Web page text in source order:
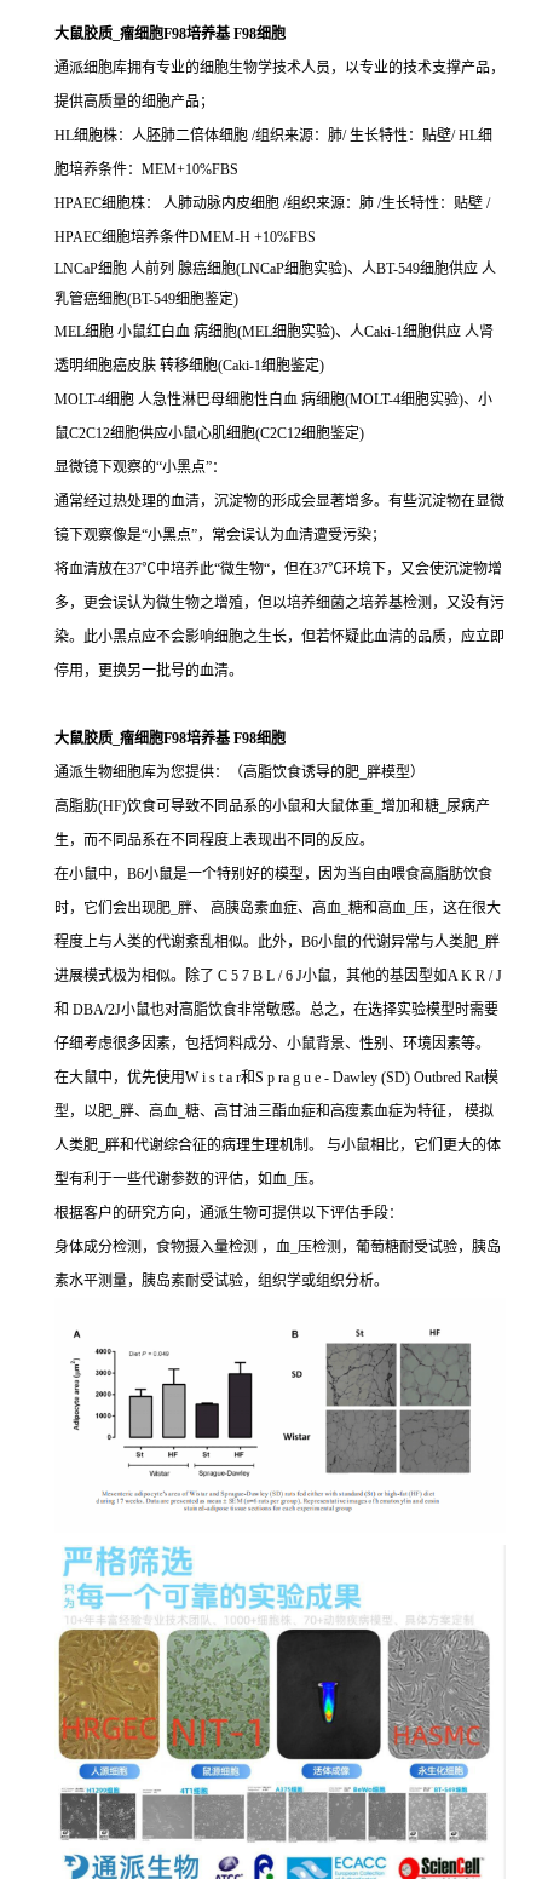
大鼠胶质_瘤细胞F98培养基 F98细胞
通派细胞库拥有专业的细胞生物学技术人员，以专业的技术支撑产品，
提供高质量的细胞产品；
HL细胞株：人胚肺二倍体细胞 /组织来源：肺/ 生长特性：贴壁/ HL细
胞培养条件：MEM+10%FBS
HPAEC细胞株： 人肺动脉内皮细胞 /组织来源：肺 /生长特性：贴壁 /
HPAEC细胞培养条件DMEM-H +10%FBS
LNCaP细胞 人前列 腺癌细胞(LNCaP细胞实验)、人BT-549细胞供应 人
乳管癌细胞(BT-549细胞鉴定)
MEL细胞 小鼠红白血 病细胞(MEL细胞实验)、人Caki-1细胞供应 人肾
透明细胞癌皮肤 转移细胞(Caki-1细胞鉴定)
MOLT-4细胞 人急性淋巴母细胞性白血 病细胞(MOLT-4细胞实验)、小
鼠C2C12细胞供应小鼠心肌细胞(C2C12细胞鉴定)
显微镜下观察的“小黑点”：
通常经过热处理的血清，沉淀物的形成会显著增多。有些沉淀物在显微
镜下观察像是“小黑点”，常会误认为血清遭受污染；
将血清放在37℃中培养此“微生物“，但在37℃环境下，又会使沉淀物增
多，更会误认为微生物之增殖，但以培养细菌之培养基检测，又没有污
染。此小黑点应不会影响细胞之生长，但若怀疑此血清的品质，应立即
停用，更换另一批号的血清。
大鼠胶质_瘤细胞F98培养基 F98细胞
通派生物细胞库为您提供：（高脂饮食诱导的肥_胖模型）
高脂肪(HF)饮食可导致不同品系的小鼠和大鼠体重_增加和糖_尿病产
生，而不同品系在不同程度上表现出不同的反应。
在小鼠中，B6小鼠是一个特别好的模型，因为当自由喂食高脂肪饮食
时，它们会出现肥_胖、 高胰岛素血症、高血_糖和高血_压，这在很大
程度上与人类的代谢紊乱相似。此外，B6小鼠的代谢异常与人类肥_胖
进展模式极为相似。除了 C 5 7 B L / 6 J小鼠，其他的基因型如A K R / J
和 DBA/2J小鼠也对高脂饮食非常敏感。总之，在选择实验模型时需要
仔细考虑很多因素，包括饲料成分、小鼠背景、性别、环境因素等。
在大鼠中，优先使用W i s t a r和S p ra g u e - Dawley (SD) Outbred Rat模
型，以肥_胖、高血_糖、高甘油三酯血症和高瘦素血症为特征， 模拟
人类肥_胖和代谢综合征的病理生理机制。 与小鼠相比，它们更大的体
型有利于一些代谢参数的评估，如血_压。
根据客户的研究方向，通派生物可提供以下评估手段：
身体成分检测，食物摄入量检测 ，血_压检测，葡萄糖耐受试验，胰岛
素水平测量，胰岛素耐受试验，组织学或组织分析。